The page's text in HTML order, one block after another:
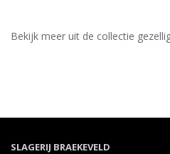
Bekijk meer uit de collectie
SLAGERIJ BRAEKEVELD